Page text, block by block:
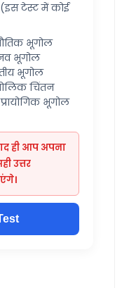
टेस्ट में कोई
भूगोल
भूगोल
भूगोल
चिंतन
भूगोल
ही आप अपना
उत्तर